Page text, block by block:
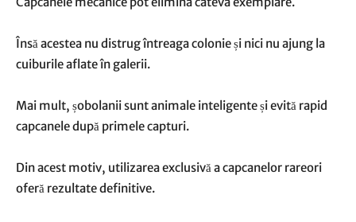
Însă acestea nu distrug întreaga colonie și nici nu ajung la
cuiburile aflate în galerii.
Mai mult, șobolanii sunt animale inteligente și evită rapid
capcanele după primele capturi.
Din acest motiv, utilizarea exclusivă a capcanelor rareori
oferă rezultate definitive.